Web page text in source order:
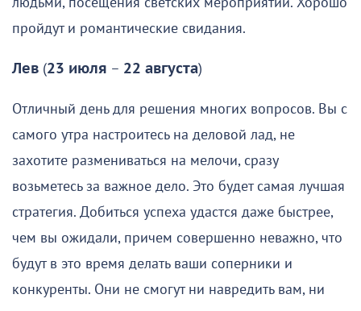
пройдут и романтические свидания.
Лев (23 июля – 22 августа)
Отличный день для решения многих вопросов. Вы с
самого утра настроитесь на деловой лад, не
захотите размениваться на мелочи, сразу
возьметесь за важное дело. Это будет самая лучшая
стратегия. Добиться успеха удастся даже быстрее,
чем вы ожидали, причем совершенно неважно, что
будут в это время делать ваши соперники и
конкуренты. Они не смогут ни навредить вам, ни